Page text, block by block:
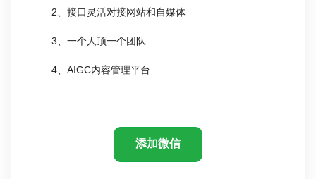
2、接口灵活对接网站和自媒体
3、一个人顶一个团队
4、AIGC内容管理平台
添加微信